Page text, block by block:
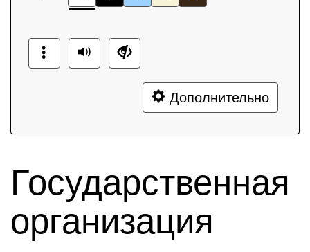
Дополнительно
Государственная
организация